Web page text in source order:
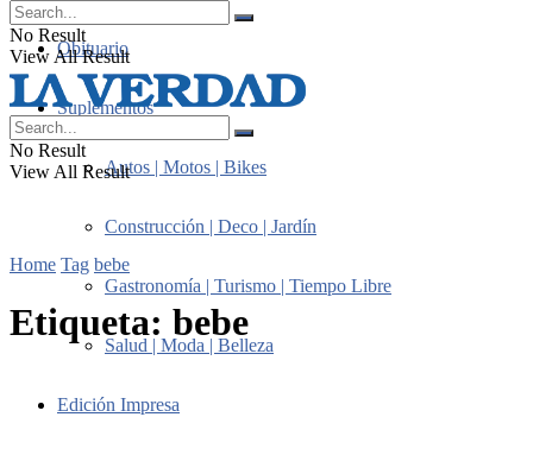
Obituario
Suplementos
Autos | Motos | Bikes
Construcción | Deco | Jardín
Gastronomía | Turismo | Tiempo Libre
Salud | Moda | Belleza
Edición Impresa
No Result
View All Result
No Result
View All Result
Home Tag bebe
Etiqueta: bebe